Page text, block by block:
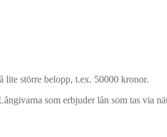
lite större belopp, t.ex. 50000 kronor.
som erbjuder lån som tas via